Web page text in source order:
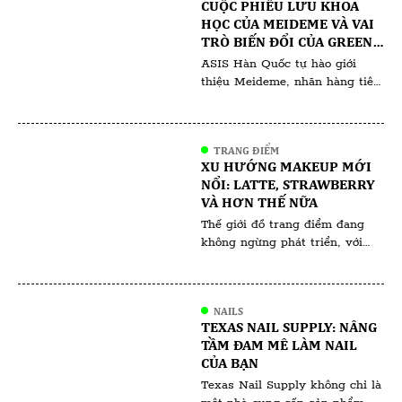
Phương pháp không xâm lấn
này sử dụng các bước sóng ánh
sáng đặc thù để giải quyết […]
CUỘC PHIÊU LƯU KHOA
HỌC CỦA MEIDEME VÀ VAI
TRÒ BIẾN ĐỔI CỦA GREEN
SALVIA TRONG HỘI CHỨNG
NGHIỆN CORTICOID
ASIS Hàn Quốc tự hào giới
thiệu Meideme, nhãn hàng tiên
với chuyên gia điều chế và một
nhòm khách hàng người Việt
đang tìm cách giải quyết bệnh
lý mãn tính do phụ thuộc
Corticoid. […]
TRANG ĐIỂM
XU HƯỚNG MAKEUP MỚI
NỔI: LATTE, STRAWBERRY
VÀ HƠN THẾ NỮA
Thế giới đồ trang điểm đang
không ngừng phát triển, với
hướng trang điểm gần đây như
Latte Makeup, Strawberry
Makeup và những xu hướng
khác không chỉ mang tính
thẩm mỹ; chúng còn […]
NAILS
TEXAS NAIL SUPPLY: NÂNG
TẦM ĐAM MÊ LÀM NAIL
CỦA BẠN
Texas Nail Supply không chỉ là